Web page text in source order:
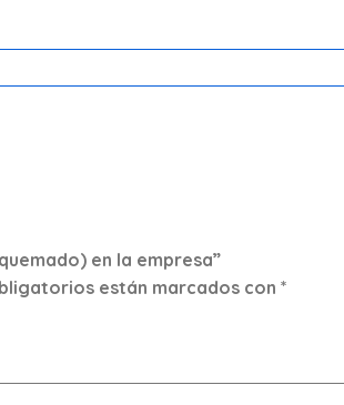
en la empresa”
están marcados con *